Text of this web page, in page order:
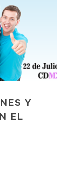
Y
EL